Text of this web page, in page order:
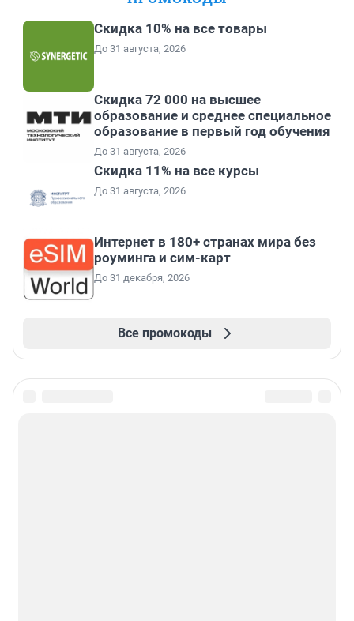
Скидка 10% на все товары
До 31 августа, 2026
Скидка 72 000 на высшее
образование и среднее специальное
образование в первый год обучения
До 31 августа, 2026
Скидка 11% на все курсы
До 31 августа, 2026
Интернет в 180+ странах мира без
роуминга и сим-карт
До 31 декабря, 2026
Все промокоды